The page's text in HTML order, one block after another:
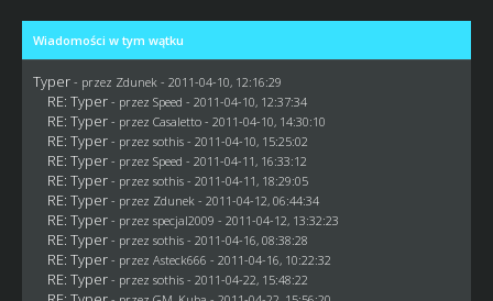
Wiadomości w tym wątku
Typer - przez Zdunek - 2011-04-10, 12:16:29
RE: Typer - przez Speed - 2011-04-10, 12:37:34
RE: Typer - przez Casaletto- 2011-04-10, 14:30:10
RE: Typer - przez sothis- 2011-04-10, 15:25:02
RE: Typer - przez Speed - 2011-04-11, 16:33:12
RE: Typer - przez sothis- 2011-04-11, 18:29:05
RE: Typer - przez Zdunek - 2011-04-12, 06:44:34
RE: Typer - przez specjal2009 - 2011-04-12, 13:32:23
RE: Typer - przez sothis- 2011-04-16, 08:38:28
RE: Typer - przez Asteck666 - 2011-04-16, 10:22:32
RE: Typer - przez sothis- 2011-04-22, 15:48:22